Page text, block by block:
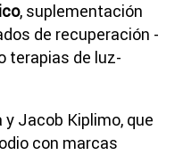
, suplementación
de recuperación -
terapias de luz-
y Jacob Kiplimo, que
con marcas